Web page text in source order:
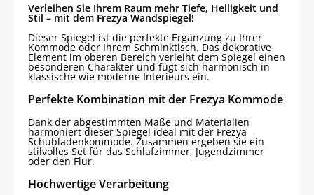
Verleihen Sie Ihrem Raum mehr Tiefe, Helligkeit und
Stil – mit dem Frezya Wandspiegel!
Dieser Spiegel ist die perfekte Ergänzung zu Ihrer
Kommode oder Ihrem Schminktisch. Das dekorative
Element im oberen Bereich verleiht dem Spiegel einen
besonderen Charakter und fügt sich harmonisch in
klassische wie moderne Interieurs ein.
Perfekte Kombination mit der Frezya Kommode
Dank der abgestimmten Maße und Materialien
harmoniert dieser Spiegel ideal mit der Frezya
Schubladenkommode. Zusammen ergeben sie ein
stilvolles Set für das Schlafzimmer, Jugendzimmer
oder den Flur.
Hochwertige Verarbeitung